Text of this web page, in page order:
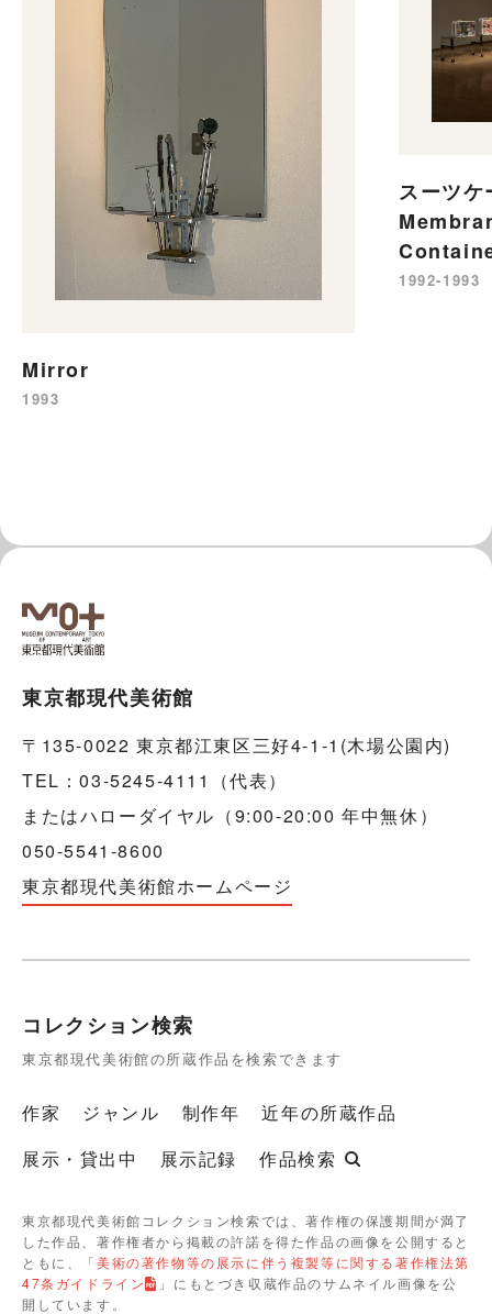
Mirror
1993
スーツ
1992-1993
東京都現代美術館
〒135-0022 東京都江東区三好4-1-1(木場公園内)
TEL：03-5245-4111（代表）
またはハローダイヤル（9:00-20:00 年中無休）
050-5541-8600
東京都現代美術館ホームページ
コレクション検索
東京都現代美術館の所蔵作品を検索できます
作家 ジャンル 制作年
近年の所蔵作品
展示・貸出中
展示記録 作品検索
東京都現代美術館コレクション検索では、著作権の保護期間が満了
した作品、著作権者から掲載の許諾を得た作品の画像を公開すると
ともに、「美術の著作物等の展示に伴う複製等に関する著作権法第
47条ガイドライン
」にもとづき収蔵作品のサムネイル画像を公
開しています。